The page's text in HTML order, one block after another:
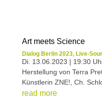
Art meets Science
Dialog Berlin 2023, Live-
Di. 13.06.2023 | 19:30
Herstellung von Terra
Künstlerin ZNE!, Ch.
read more